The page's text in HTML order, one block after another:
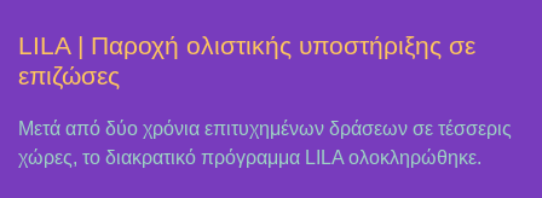
LILA | Παροχή ολιστικής υποστήριξης σε
επιζώσες
Μετά από δύο χρόνια επιτυχημένων δράσεων σε τέσσερις
χώρες, το διακρατικό πρόγραμμα LILA ολοκληρώθηκε.